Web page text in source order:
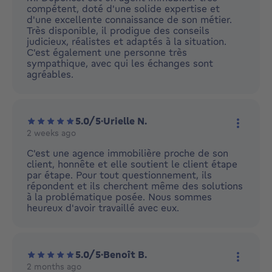
compétent, doté d'une solide expertise et
d'une excellente connaissance de son métier.
Très disponible, il prodigue des conseils
judicieux, réalistes et adaptés à la situation.
C'est également une personne très
sympathique, avec qui les échanges sont
agréables.
5.0/5·Urielle N.
2 weeks ago
C'est une agence immobilière proche de son
client, honnête et elle soutient le client étape
par étape. Pour tout questionnement, ils
répondent et ils cherchent même des solutions
à la problématique posée. Nous sommes
heureux d'avoir travaillé avec eux.
5.0/5·Benoît B.
2 months ago